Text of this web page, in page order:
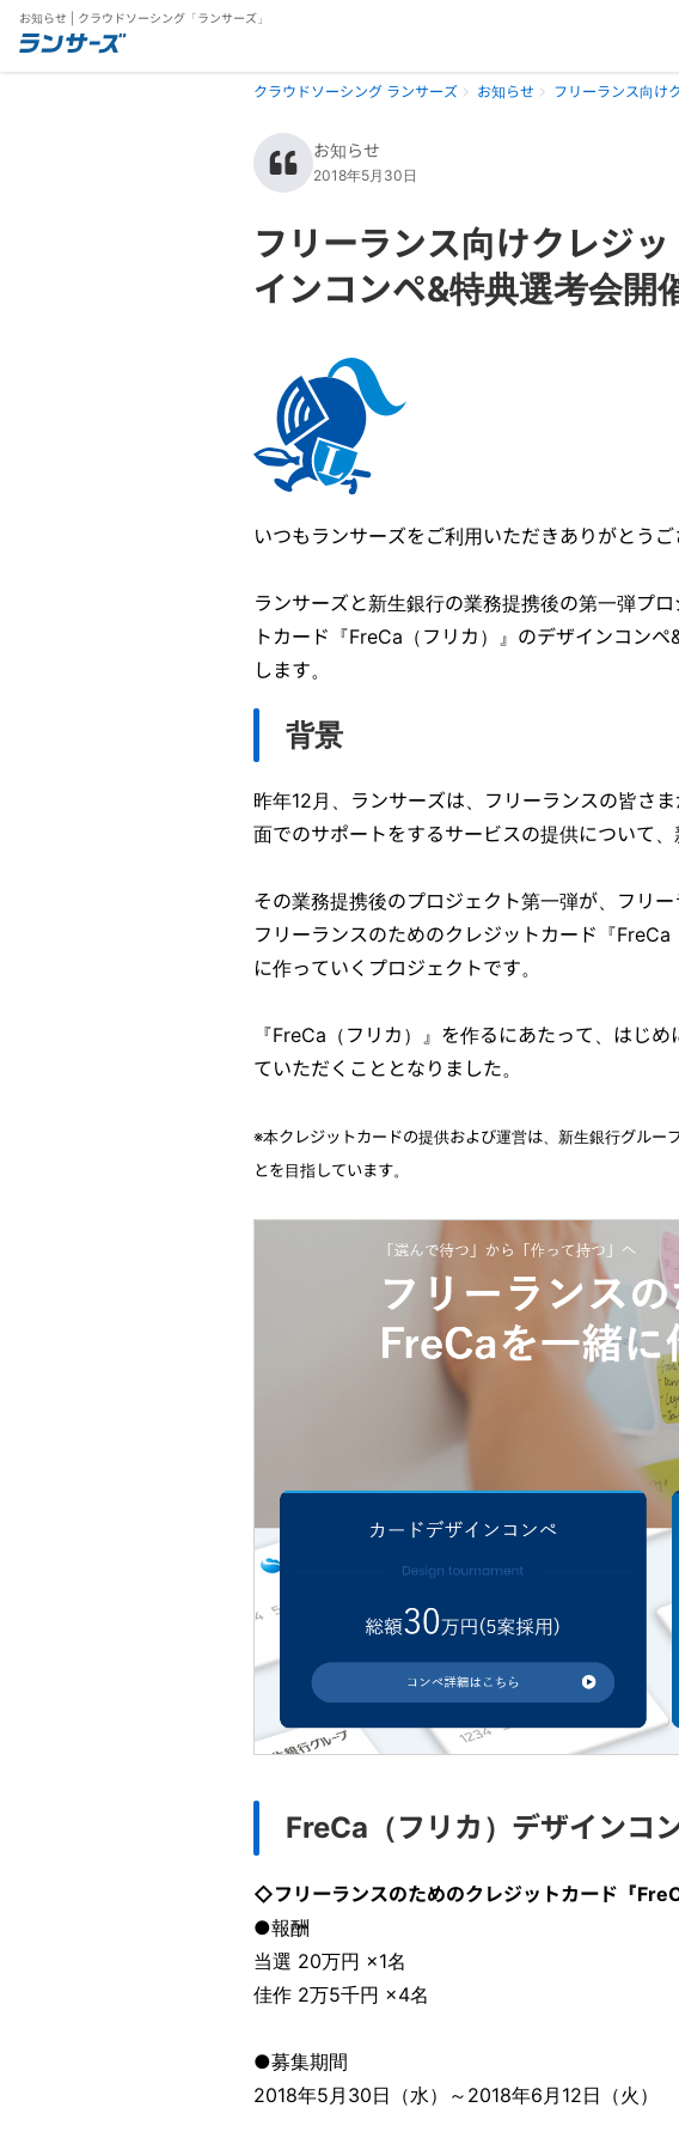
お知らせ | クラウドソーシング「ランサーズ」
クラウドソーシング ランサーズ お知らせ フリーランス向け
お知らせ
2018年5月30日
フリーランス向けクレジ
インコンペ&特典選考会開
いつもランサーズをご利用いただきありがとうご
ランサーズと新生銀行の業務提携後の第一弾プ
トカード『FreCa（フリカ）』のデザインコン
します。
背景
昨年12月、ランサーズは、フリーランスの皆さ
面でのサポートをするサービスの提供について
その業務提携後のプロジェクト第一弾が、フリ
フリーランスのためのクレジットカード『
に作っていくプロジェクトです。
『FreCa（フリカ）』を作るにあたって、はじ
ていただくこととなりました。
※本クレジットカードの提供および運営は、新生銀行グル
とを目指しています。
FreCa（フリカ）デザインコ
◇フリーランスのためのクレジットカード『
●報酬
当選 20万円 ×1名
佳作 2万5千円 ×4名
●募集期間
2018年5月30日（水）～2018年6月12日（火）